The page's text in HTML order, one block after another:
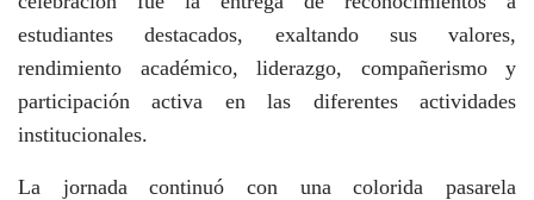
estudiantes destacados, exaltando sus valores,
rendimiento académico, liderazgo, compañerismo y
participación activa en las diferentes actividades
institucionales.
La jornada continuó con una colorida pasarela